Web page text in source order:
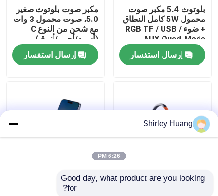
جولة في المصنع
مراقبة الجودة
اتصل بنا
القضايا
بلوتوث 5.4 مكبر صوت
محمول 5W كامل النطاق
+ ضوء RGB TF / USB /
AUX Quad-Mode
إرسال استفسار
مكبر صوت بلوتوث صغير
5.0، صوت محمول 3 وات
مع شحن من النوع C
(أسود/أحمر/أزرق)
إرسال استفسار
5W BT5.4 مكبر صوت
سماعة بلوتوث مع شاحن
لاسلكي 15 وات، 3 ألوان
Shirley Huang
6:26 PM
Good day, what product are you looking
for?